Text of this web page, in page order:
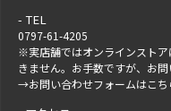
TEL
0797-61-4205
※実店舗ではオンラインスト
きません。お手数ですが、 お
→お問い合わせフォームはこち